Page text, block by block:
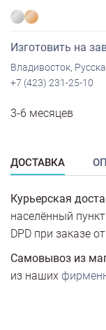
Изготовить на
Владивосток,
+7 (423) 231-25-10
3-6 месяцев
ДОСТАВКА
Курьерская
населённый
DPD при заказе
Самовывоз из
из наших